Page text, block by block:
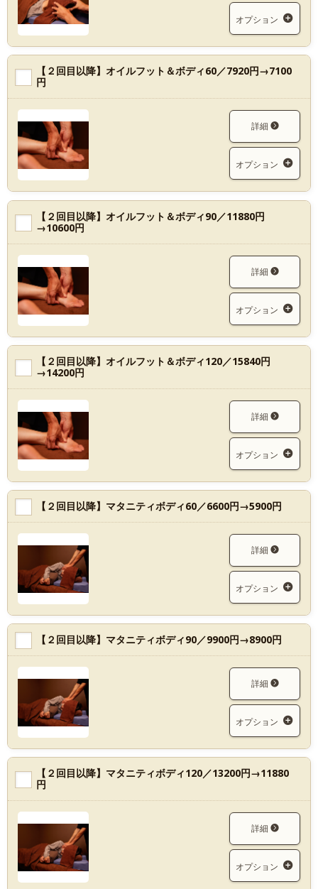
オプション
【２回目以降】オイルフット＆ボディ60／7920円→7100
円
詳細
オプション
【２回目以降】オイルフット＆ボディ90／11880円
→10600円
詳細
オプション
【２回目以降】オイルフット＆ボディ120／15840円
→14200円
詳細
オプション
【２回目以降】マタニティボディ60／6600円→5900円
詳細
オプション
【２回目以降】マタニティボディ90／9900円→8900円
詳細
オプション
【２回目以降】マタニティボディ120／13200円→11880
円
詳細
オプション